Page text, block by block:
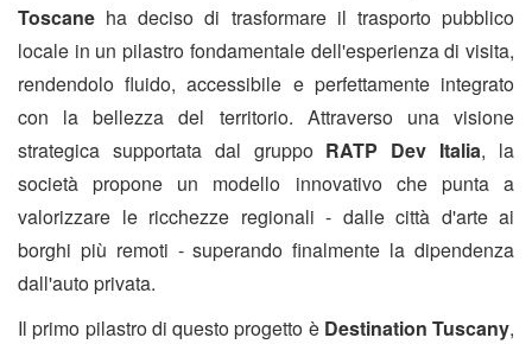
Toscane ha deciso di trasformare il trasporto pubblico
locale in un pilastro fondamentale dell'esperienza di visita,
rendendolo fluido, accessibile e perfettamente integrato
con la bellezza del territorio. Attraverso una visione
strategica supportata dal gruppo RATP Dev Italia, la
società propone un modello innovativo che punta a
valorizzare le ricchezze regionali - dalle città d'arte ai
borghi più remoti - superando finalmente la dipendenza
dall'auto privata.
Il primo pilastro di questo progetto è Destination Tuscany,